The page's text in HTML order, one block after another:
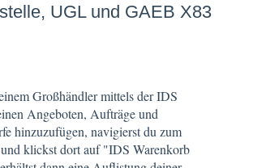
UGL und GAEB X83
Großhändler mittels der IDS
Angeboten, Aufträge und
hinzuzufügen, navigierst du zum
klickst dort auf "IDS Warenkorb